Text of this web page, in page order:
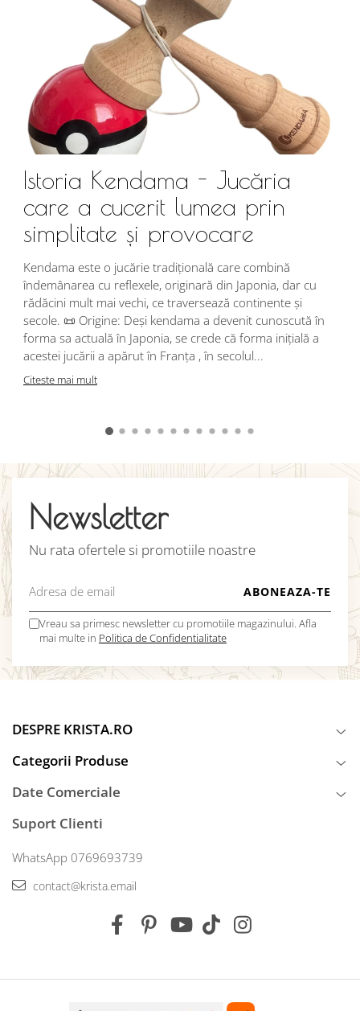
Istoria Kendama - Jucăria
care a cucerit lumea prin
simplitate și provocare
Kendama este o jucărie tradițională care combină
îndemânarea cu reflexele, originară din Japonia, dar cu
rădăcini mult mai vechi, ce traversează continente și
secole. 📜 Origine: Deși kendama a devenit cunoscută în
forma sa actuală în Japonia, se crede că forma inițială a
acestei jucării a apărut în Franța , în secolul...
Citeste mai mult
Newsletter
Nu rata ofertele si promotiile noastre
Vreau sa primesc newsletter cu promotiile magazinului. Afla
mai multe in Politica de Confidentialitate
DESPRE KRISTA.RO
Categorii Produse
Date Comerciale
Suport Clienti
WhatsApp 0769693739
contact@krista.email